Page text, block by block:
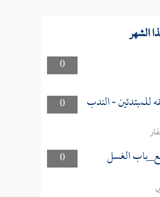
الشهر
0
0
للمبتدئين - الندب
0
الغسل